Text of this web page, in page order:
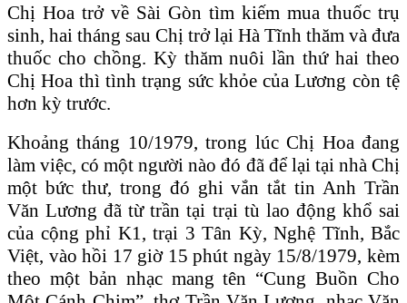
Chị Hoa trở về Sài Gòn tìm kiếm mua thuốc trụ
sinh, hai tháng sau Chị trở lại Hà Tĩnh thăm và đưa
thuốc cho chồng. Kỳ thăm nuôi lần thứ hai theo
Chị Hoa thì tình trạng sức khỏe của Lương còn tệ
hơn kỳ trước.
Khoảng tháng 10/1979, trong lúc Chị Hoa đang
làm việc, có một người nào đó đã để lại tại nhà Chị
một bức thư, trong đó ghi vắn tắt tin Anh Trần
Văn Lương đã từ trần tại trại tù lao động khổ sai
của cộng phỉ K1, trại 3 Tân Kỳ, Nghệ Tĩnh, Bắc
Việt, vào hồi 17 giờ 15 phút ngày 15/8/1979, kèm
theo một bản nhạc mang tên “Cung Buồn Cho